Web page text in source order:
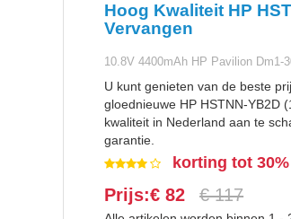
Hoog Kwaliteit HP
Vervangen
10.8V 4400mAh HP Pavilion Dm1-
U kunt genieten van de beste
gloednieuwe HP HSTNN-YB2D
kwaliteit in Nederland aan te
garantie.
korting tot
Prijs:€ 82 € 117